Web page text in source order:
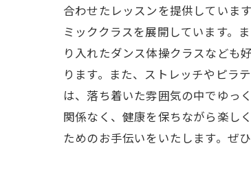
合わせたレッスンを提供していま
ミッククラスを展開しています。
り入れたダンス体操クラスなども
ります。また、ストレッチやピラ
は、落ち着いた雰囲気の中でゆっ
関係なく、健康を保ちながら楽し
ためのお手伝いをいたします。ぜ